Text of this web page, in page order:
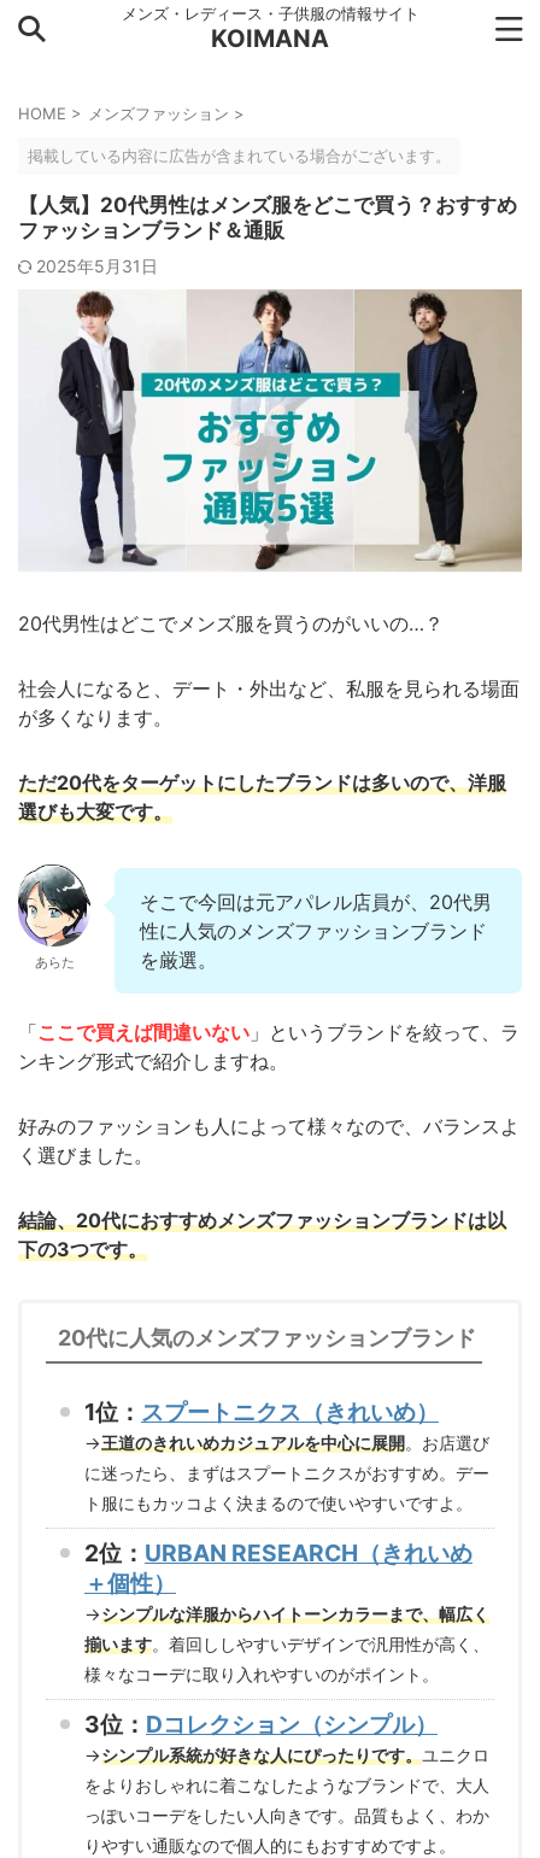
メンズ・レディース・子供服の情報サイト
KOIMANA
HOME > メンズファッション >
掲載している内容に広告が含まれている場合がございます。
【人気】20代男性はメンズ服をどこで買う？おすすめ
ファッションブランド＆通販
2025年5月31日
20代男性はどこでメンズ服を買うのがいいの…？
社会人になると、デート・外出など、私服を見られる場面
が多くなります。
ただ20代をターゲットにしたブランドは多いので、洋服
選びも大変です。
あらた
そこで今回は元アパレル店員が、20代男
性に人気のメンズファッションブランド
を厳選。
「ここで買えば間違いない 」というブランドを絞って、ラ
ンキング形式で紹介しますね。
好みのファッションも人によって様々なので、バランスよ
く選びました。
結論、20代におすすめメンズファッションブランドは以
下の3つです。
20代に人気のメンズファッションブランド
1位： スプートニクス（きれいめ）
→王道のきれいめカジュアルを中心に展開。お店選び
に迷ったら、まずはスプートニクスがおすすめ。デー
ト服にもカッコよく決まるので使いやすいですよ。
2位： URBAN RESEARCH（きれいめ
＋個性）
→シンプルな洋服からハイトーンカラーまで、幅広く
揃います。着回ししやすいデザインで汎用性が高く、
様々なコーデに取り入れやすいのがポイント。
3位： Dコレクション（シンプル）
→シンプル系統が好きな人にぴったりです。ユニクロ
をよりおしゃれに着こなしたようなブランドで、大人
っぽいコーデをしたい人向きです。品質もよく、わか
りやすい通販なので個人的にもおすすめですよ。